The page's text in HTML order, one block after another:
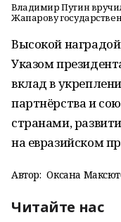
Владимир Путин
Жапарову
Высокой
Указом
вклад в
партнёрства и
странами,
на евразийском
Автор: Оксана
Читайте нас